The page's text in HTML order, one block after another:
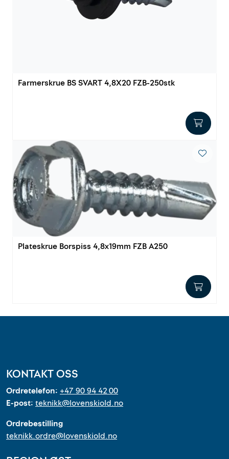
Farmerskrue BS SVART 4,8X20 FZB-250stk
Plateskrue Borspiss 4,8x19mm FZB A250
KONTAKT OSS
Ordretelefon: +47 90 94 42 00
E-post: teknikk@lovenskiold.no
Ordrebestilling
teknikk.ordre@lovenskiold.no
Forskaling
Tjenester
Prosjekter